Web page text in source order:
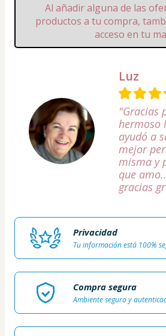
Al añadir alguna de las
productos a tu compra,
acceso en tu
Luz
"Gracias
hermoso
ayudó a
mejor
misma y
que
gracias
Privacidad
Tu información está 100%
Compra segura
Ambiente seguro y